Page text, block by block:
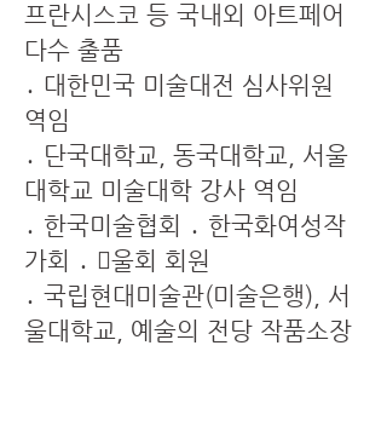
프란시스코 등 국내외 아트페어
다수 출품
․ 대한민국 미술대전 심사위원
역임
․ 단국대학교, 동국대학교, 서울
대학교 미술대학 강사 역임
․ 한국미술협회 ․ 한국화여성작
가회 ․ 울회 회원
․ 국립현대미술관(미술은행), 서
울대학교, 예술의 전당 작품소장